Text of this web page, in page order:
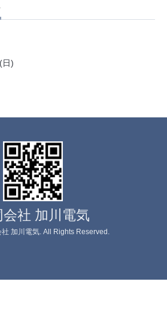
日)
会社 加川電気
社 加川電気 . All Rights Reserved.